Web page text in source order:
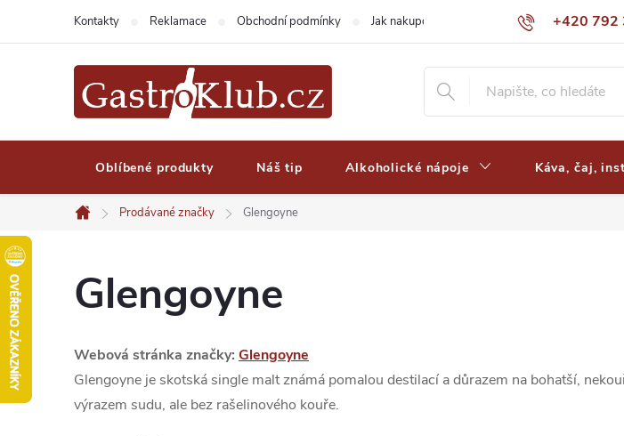
+420 792
Kontakty Reklamace Obchodní podmínky Jak nakupovat Výdejní místa a ceny
Oblíbené produkty Náš tip Alkoholické nápoje Káva, čaj,
Domů
Prodávané značky Glengoyne
Glengoyne
Webová stránka značky: Glengoyne
Glengoyne je skotská single malt známá pomalou destilací a důrazem na bohatší,
výrazem sudu, ale bez rašelinového kouře.